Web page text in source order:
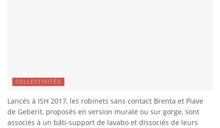
COLLECTIVITÉS
Lancés à ISH 2017, les robinets sans contact Brenta et Piave
de Geberit, proposés en version murale ou sur gorge, sont
associés à un bâti-support de lavabo et dissociés de leurs